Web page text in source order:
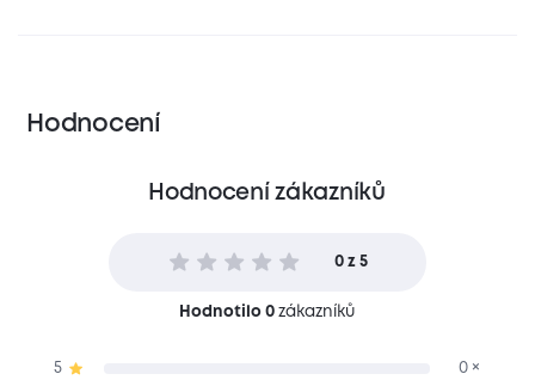
Hodnocení
Hodnocení zákazníků
0 z 5
Hodnotilo 0 zákazníků
5 0 ×